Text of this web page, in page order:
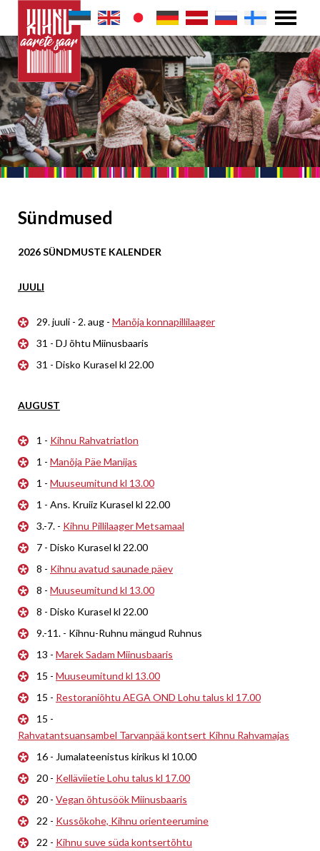
Sündmused
2026 SÜNDMUSTE KALENDER
JUULI
29. juuli - 2. aug - Manõja konnapillilaager
31 - DJ õhtu Miinusbaaris
31 - Disko Kurasel kl 22.00
AUGUST
1 - Kihnu Rahvatriatlon
1 - Manõja Päe Manijas
1 - Muuseumitund kl 13.00
1 - Ans. Kruiiz Kurasel kl 22.00
3.-7. - Kihnu Pillilaager Metsamaal
7 - Disko Kurasel kl 22.00
8 - Kihnu avatud saunade päev
8 - Muuseumitund kl 13.00
8 - Disko Kurasel kl 22.00
9.-11. - Kihnu-Ruhnu mängud Ruhnus
13 - Marek Sadam Miinusbaaris
15 - Muuseumitund kl 13.00
15 - Restoraniõhtu AEGA OND Lohu talus kl 17.00
15 -
Rahvatantsuansambel Tarvanpää kontsert Kihnu Rahvamajas
16 - Jumalateenistus kirikus kl 10.00
20 - Kelläviietie Lohu talus kl 17.00
20 - Vegan õhtusöök Miinusbaaris
22 - Kussõkohe, Kihnu orienteerumine
22 - Kihnu suve süda kontsertõhtu